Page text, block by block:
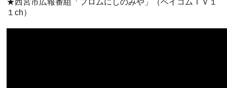
１ch）